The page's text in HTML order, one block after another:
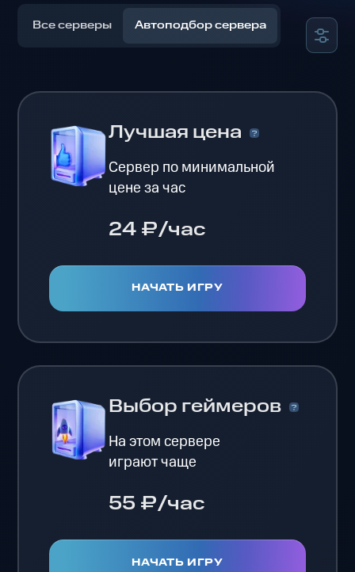
Все серверы Автоподбор сервера
Лучшая цена
Сервер по минимальной
цене за час
24 ₽/час
НАЧАТЬ ИГРУ
Выбор геймеров
На этом сервере
играют чаще
55 ₽/час
НАЧАТЬ ИГРУ